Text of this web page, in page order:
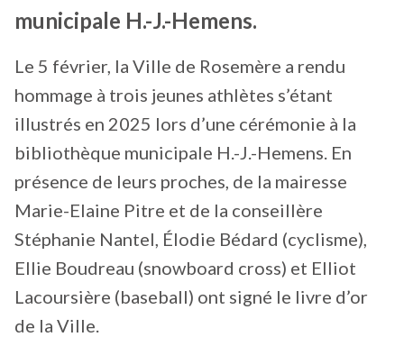
municipale H.-J.-Hemens.
Le 5 février, la Ville de Rosemère a rendu
hommage à trois jeunes athlètes s’étant
illustrés en 2025 lors d’une cérémonie à la
bibliothèque municipale H.-J.-Hemens. En
présence de leurs proches, de la mairesse
Marie-Elaine Pitre et de la conseillère
Stéphanie Nantel, Élodie Bédard (cyclisme),
Ellie Boudreau (snowboard cross) et Elliot
Lacoursière (baseball) ont signé le livre d’or
de la Ville.